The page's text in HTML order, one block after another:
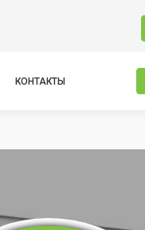
КОНТАКТЫ